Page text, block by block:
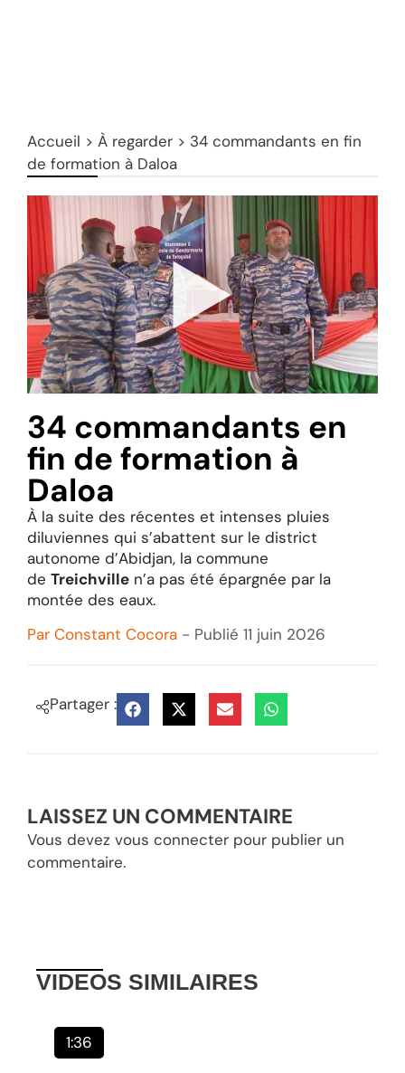
Accueil > À regarder > 34 commandants en fin
de formation à Daloa
34 commandants en
fin de formation à
Daloa
À la suite des récentes et intenses pluies
diluviennes qui s’abattent sur le district
autonome d’Abidjan, la commune
de Treichville n’a pas été épargnée par la
montée des eaux.
Par Constant Cocora - Publié 11 juin 2026
Partager :
LAISSEZ UN COMMENTAIRE
Vous devez vous connecter pour publier un
commentaire.
VIDEOS SIMILAIRES
1:36